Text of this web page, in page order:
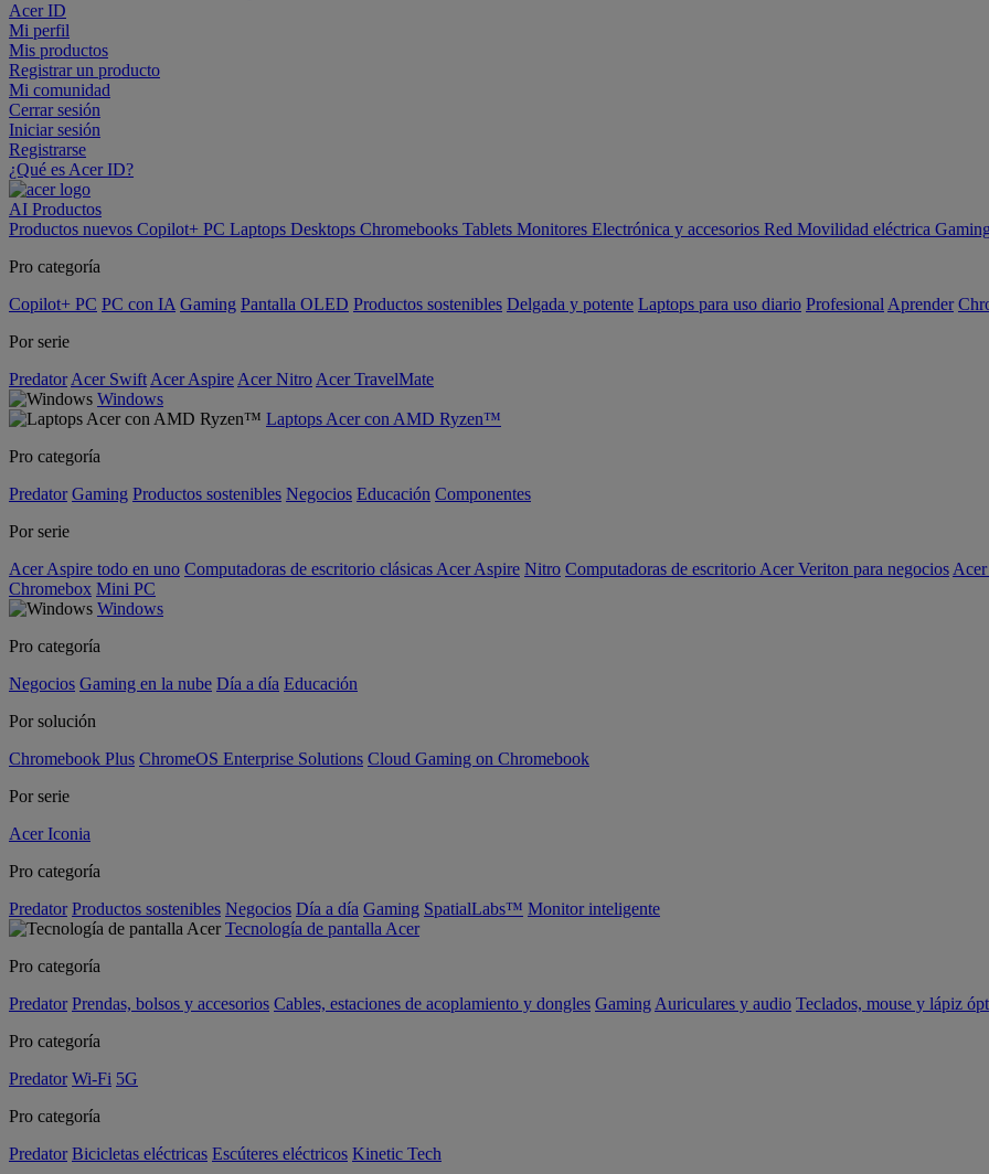
Acer ID
Mi perfil
Mis productos
Registrar un producto
Mi comunidad
Cerrar sesión
Iniciar sesión
Registrarse
¿Qué es Acer ID?
AI Productos
Productos nuevos Copilot+ PC Laptops Desktops Chromebooks Tablets Monitores Electrónica y accesorios Red Movilidad eléctrica
Pro categoría
Copilot+ PC PC con IA Gaming Pantalla OLED Productos sostenibles Delgada y potente Laptops para uso diario Profesional Aprender
Por serie
Predator Acer Swift Acer Aspire Acer Nitro Acer TravelMate
Windows
Laptops Acer con AMD Ryzen™
Pro categoría
Predator Gaming Productos sostenibles Negocios Educación Componentes
Por serie
Acer Aspire todo en uno Computadoras de escritorio clásicas Acer Aspire Nitro Computadoras de escritorio Acer Veriton para negocios
Chromebox Mini PC
Windows
Pro categoría
Negocios Gaming en la nube Día a día Educación
Por solución
Chromebook Plus ChromeOS Enterprise Solutions Cloud Gaming on Chromebook
Por serie
Acer Iconia
Pro categoría
Predator Productos sostenibles Negocios Día a día Gaming SpatialLabs™ Monitor inteligente
Tecnología de pantalla Acer
Pro categoría
Predator Prendas, bolsos y accesorios Cables, estaciones de acoplamiento y dongles Gaming Auriculares y audio Teclados, mouse y lápiz
Pro categoría
Predator Wi-Fi 5G
Pro categoría
Predator Bicicletas eléctricas Escúteres eléctricos Kinetic Tech